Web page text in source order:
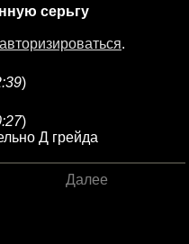
серьгу
авторизироваться.
)
)
Д грейда
Далее